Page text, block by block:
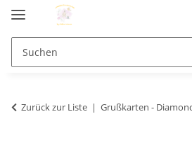
Zurück zur Liste Grußkarten -